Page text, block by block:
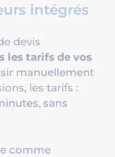
intégrés
devis
les tarifs de vos
manuellement
les tarifs :
sans
comme